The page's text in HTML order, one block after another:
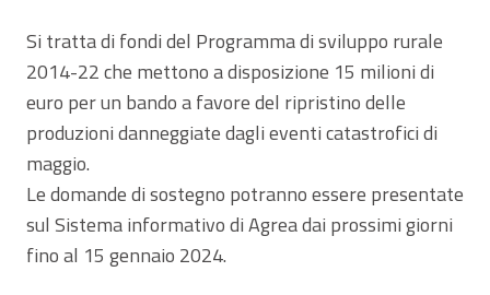
Si tratta di fondi del Programma di sviluppo rurale
2014-22 che mettono a disposizione 15 milioni di
euro per un bando a favore del ripristino delle
produzioni danneggiate dagli eventi catastrofici di
maggio.
Le domande di sostegno potranno essere presentate
sul Sistema informativo di Agrea dai prossimi giorni
fino al 15 gennaio 2024.